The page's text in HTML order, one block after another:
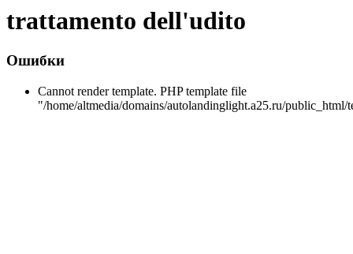
trattamento dell'udito
Ошибки
Cannot render template. PHP template file
"/home/altmedia/domains/autolandinglight.a25.ru/